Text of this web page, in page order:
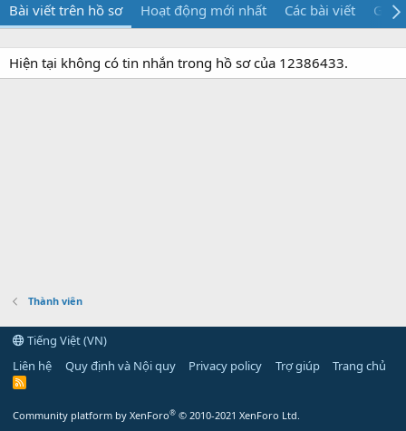
Bài viết trên hồ sơ Hoạt động mới nhất Các bài viết Giới
Hiện tại không có tin nhắn trong hồ sơ của 12386433.
Thành viên
Tiếng Việt (VN)
Liên hệ
Quy định và Nội quy Privacy policy Trợ giúp Trang chủ
R
Community platform by XenForo® © 2010-2021 XenForo Ltd.